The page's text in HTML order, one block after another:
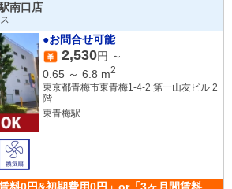
南口店
●お問合せ可能
2,530円 ～
0.65 ～ 6.8 m2
東京都青梅市東青梅1-4-2 第一山友ビル 2
階
東青梅駅